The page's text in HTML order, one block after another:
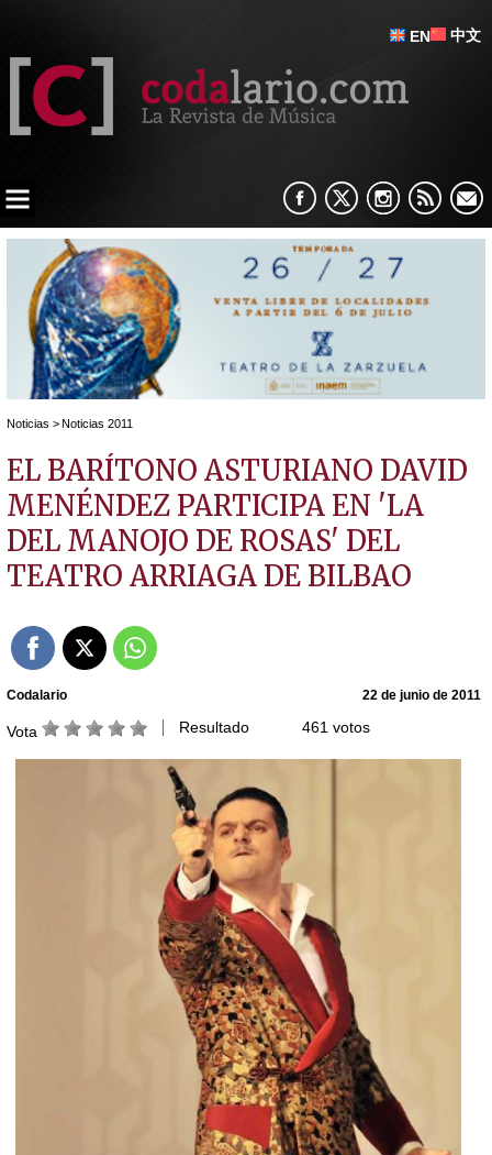
EN 中文
Noticias > Noticias 2011
EL BARÍTONO ASTURIANO DAVID
MENÉNDEZ PARTICIPA EN 'LA
DEL MANOJO DE ROSAS' DEL
TEATRO ARRIAGA DE BILBAO
Codalario 22 de junio de 2011
Vota Resultado 461 votos